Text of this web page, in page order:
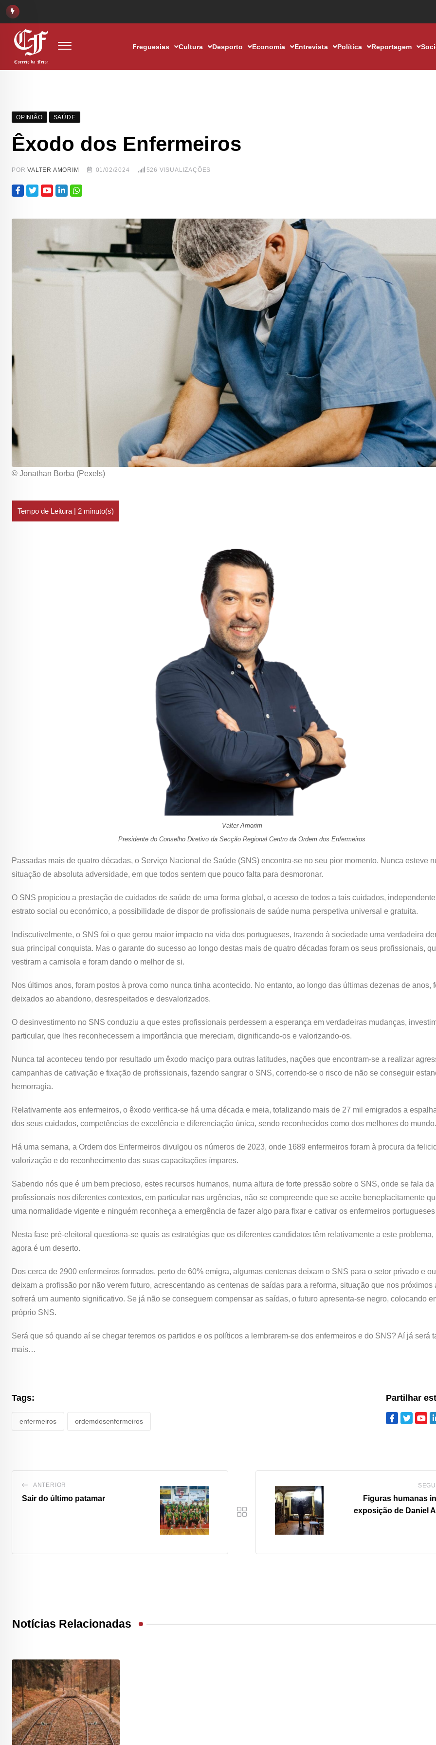
Freguesias Cultura Desporto Economia Entrevista Política Reportagem
OPINIÃO SAÚDE
Êxodo dos Enfermeiros
PORVALTER AMORIM 01/02/2024 526 VISUALIZAÇÕES
© Jonathan Borba (Pexels)
Valter Amorim
Presidente do Conselho Diretivo da Secção Regional Centro da Ordem dos Enfermeiros
Passadas mais de quatro décadas, o Serviço Nacional de Saúde (SNS) encontra-se no seu pior momento. Nunca esteve
situação de absoluta adversidade, em que todos sentem que pouco falta para desmoronar.
O SNS propiciou a prestação de cuidados de saúde de uma forma global, o acesso de todos a tais cuidados,
estrato social ou económico, a possibilidade de dispor de profissionais de saúde numa perspetiva universal e gratuita.
Indiscutivelmente, o SNS foi o que gerou maior impacto na vida dos portugueses, trazendo à sociedade uma verdadeira
sua principal conquista. Mas o garante do sucesso ao longo destas mais de quatro décadas foram os seus profissionais,
vestiram a camisola e foram dando o melhor de si.
Nos últimos anos, foram postos à prova como nunca tinha acontecido. No entanto, ao longo das últimas dezenas de anos,
deixados ao abandono, desrespeitados e desvalorizados.
O desinvestimento no SNS conduziu a que estes profissionais perdessem a esperança em verdadeiras mudanças,
particular, que lhes reconhecessem a importância que mereciam, dignificando-os e valorizando-os.
Nunca tal aconteceu tendo por resultado um êxodo maciço para outras latitudes, nações que encontram-se a realizar
campanhas de cativação e fixação de profissionais, fazendo sangrar o SNS, correndo-se o risco de não se conseguir
hemorragia.
Relativamente aos enfermeiros, o êxodo verifica-se há uma década e meia, totalizando mais de 27 mil emigrados a
dos seus cuidados, competências de excelência e diferenciação única, sendo reconhecidos como dos melhores do mundo.
Há uma semana, a Ordem dos Enfermeiros divulgou os números de 2023, onde 1689 enfermeiros foram à procura da
valorização e do reconhecimento das suas capacitações ímpares.
Sabendo nós que é um bem precioso, estes recursos humanos, numa altura de forte pressão sobre o SNS, onde se fala da
profissionais nos diferentes contextos, em particular nas urgências, não se compreende que se aceite beneplacitamente
uma normalidade vigente e ninguém reconheça a emergência de fazer algo para fixar e cativar os enfermeiros
Nesta fase pré-eleitoral questiona-se quais as estratégias que os diferentes candidatos têm relativamente a este problema,
agora é um deserto.
Dos cerca de 2900 enfermeiros formados, perto de 60% emigra, algumas centenas deixam o SNS para o setor privado e
deixam a profissão por não verem futuro, acrescentando as centenas de saídas para a reforma, situação que nos próximos
sofrerá um aumento significativo. Se já não se conseguem compensar as saídas, o futuro apresenta-se negro, colocando
próprio SNS.
Será que só quando aí se chegar teremos os partidos e os políticos a lembrarem-se dos enfermeiros e do SNS? Aí já será
mais…
Tags:
enfermeiros ordemdosenfermeiros
Partilhar
ANTERIOR
Sair do último patamar
Figuras humanas
exposição de Daniel
Notícias Relacionadas